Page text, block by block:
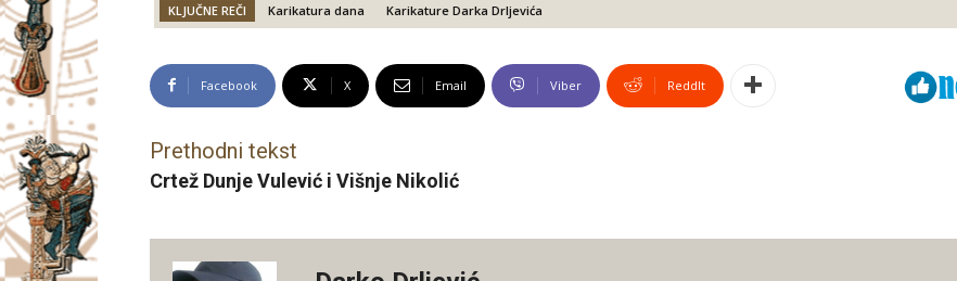
KLJUČNE REČI Karikatura dana Karikature Darka Drljevića
Facebook X Email Viber ReddIt
Prethodni tekst
Crtež Dunje Vulević i Višnje Nikolić